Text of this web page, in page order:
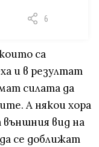
6
са
и в резултат
силата да
А някои хора
външния вид на
се доближат